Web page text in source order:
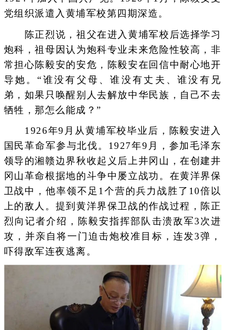
党组织派遣入黄埔军校第四期深造。
陈正烈说，祖父在进入黄埔军校后选择学习
炮科，祖母因认为炮科专业未来危险性较高，非
常担心陈毅安的安危，陈毅安在回信中耐心地开
导她。“谁没有父母、谁没有丈夫、谁没有兄
弟，如果只唤醒别人去解放中华民族，自己不去
牺牲，那怎么能成？”
1926年9月从黄埔军校毕业后，陈毅安进入
国民革命军参与北伐。1927年9月，参加毛泽东
领导的湘赣边界秋收起义后上井冈山，在创建井
冈山革命根据地的斗争中屡立战功。在黄洋界保
卫战中，他率领不足1个营的兵力战胜了10倍以
上的敌人。提到黄洋界保卫战的作战过程，陈正
烈向记者介绍，陈毅安指挥部队击溃敌军3次进
攻，并亲自将一门迫击炮校准目标，连发3弹，
吓得敌军连夜逃离。